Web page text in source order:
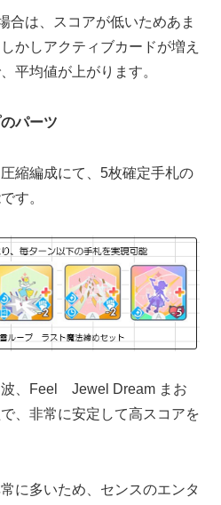
合は、スコアが低いためあま
かしアクティブカードが増え
平均値が上がります。
パーツ
縮編成にて、5枚確定手札の
す。
、Feel Jewel Dream まお
、非常に安定して高スコアを
に多いため、センスのエンタ